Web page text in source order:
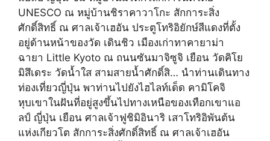
UNESCO ณ หมู่บ้านชิราคาวาโกะ สักการะสิ่ง
ศักดิ์สิทธิ์ ณ ศาลเจ้าเฮอัน ประตูโทริอิยักษ์สีแดงที่ตั้ง
อยู่ด้านหน้าของวัด เดินชิว เมืองเก่าทาคายาม่า
ฉายา Little Kyoto ณ ถนนซันมาจิซูจิ เยือน วัดคิโย
มิสึเดระ วัดน้ำใส สามสายน้ำศักดิ์สิ… นำท่านเดินทาง
ท่องเที่ยวญี่ปุ่น พาท่านไปยังไฮไลท์เด็ด คามิโคจิ
หุบเขาในฝันที่อยู่สูงขึ้นไปทางเหนือของเทือกเขาแอ
ลป์ ญี่ปุ่น เยือน ศาลเจ้าฟูชิมิอินาริ เสาโทริอิพันต้น
แห่งเกียวโต สักการะสิ่งศักดิ์สิทธิ์ ณ ศาลเจ้าเฮอัน